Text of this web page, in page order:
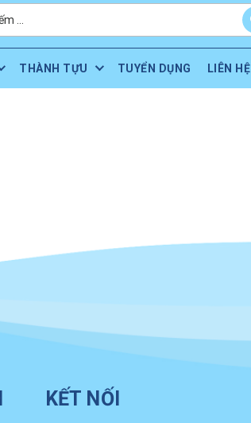
THÀNH TỰU TUYỂN DỤNG LIÊN HỆ
KẾT NỐI